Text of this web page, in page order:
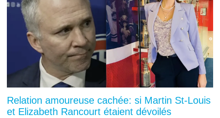
Relation amoureuse cachée: si Martin St-Louis
et Elizabeth Rancourt étaient dévoilés